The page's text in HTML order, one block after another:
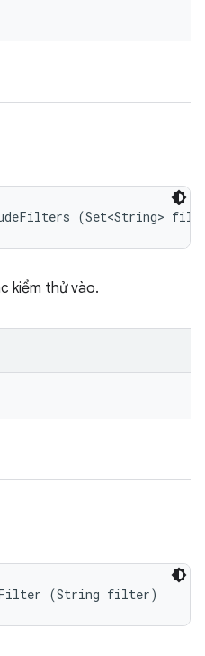
(Set<String>
kiểm thử vào.
(String filter)